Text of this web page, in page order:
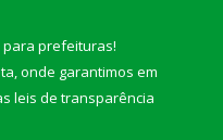
para prefeituras!
onde garantimos em
leis de transparência